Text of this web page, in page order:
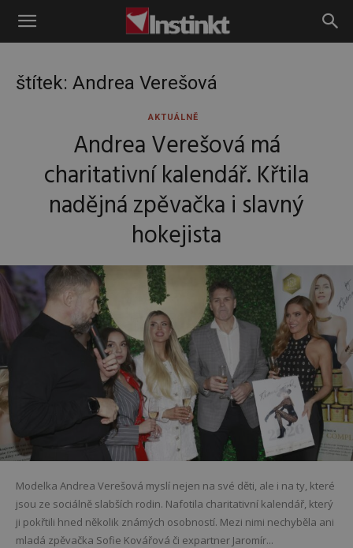
Instinkt
štítek: Andrea Verešová
AKTUÁLNĚ
Andrea Verešová má
charitativní kalendář. Křtila
nadějná zpěvačka i slavný
hokejista
Modelka Andrea Verešová myslí nejen na své děti, ale i na ty, které
jsou ze sociálně slabších rodin. Nafotila charitativní kalendář, který
ji pokřtili hned několik známých osobností. Mezi nimi nechyběla ani
mladá zpěvačka Sofie Kovářová či expartner Jaromír...